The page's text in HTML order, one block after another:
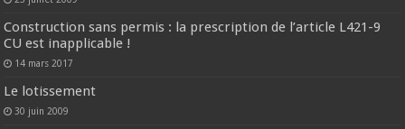
Construction sans permis : la prescription de l’article L421-9
CU est inapplicable !
14 mars 2017
Le lotissement
30 juin 2009